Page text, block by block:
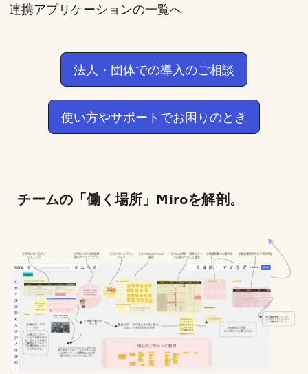
連携アプリケーションの一覧へ
法人・団体での導入のご相談
使い方やサポートでお困りのとき
チームの「働く場所」Miroを解剖。